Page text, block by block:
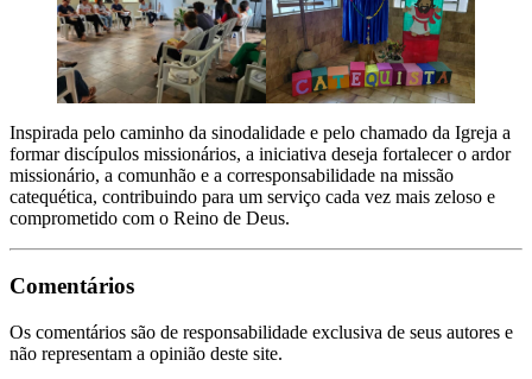
Inspirada pelo caminho da sinodalidade e pelo chamado da Igreja a
formar discípulos missionários, a iniciativa deseja fortalecer o ardor
missionário, a comunhão e a corresponsabilidade na missão
catequética, contribuindo para um serviço cada vez mais zeloso e
comprometido com o Reino de Deus.
Comentários
Os comentários são de responsabilidade exclusiva de seus autores e
não representam a opinião deste site.